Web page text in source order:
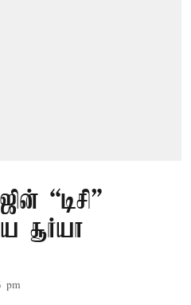
“டிசி”
சூர்யா
pm